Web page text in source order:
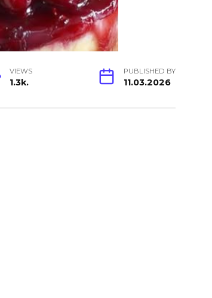
VIEWS
1.3k.
PUBLISHED BY
11.03.2026